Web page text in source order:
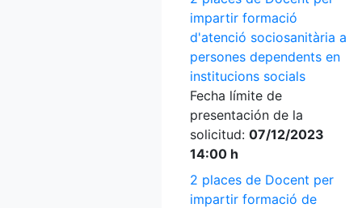
impartir formació
d'atenció sociosanitària a
persones dependents en
institucions socials
Fecha límite de
presentación de la
solicitud: 07/12/2023
14:00 h
2 places de Docent per
impartir formació de